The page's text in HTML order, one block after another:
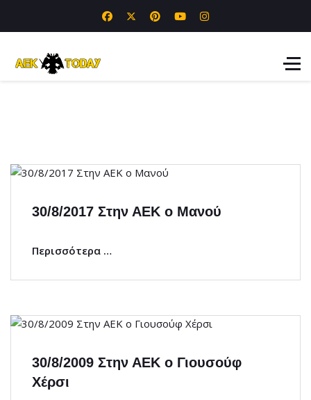
30/8/2017 Στην ΑΕΚ ο Μανού
Περισσότερα …
30/8/2009 Στην ΑΕΚ ο Γιουσούφ
Χέρσι